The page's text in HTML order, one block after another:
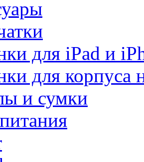
для iPad и
для корпуса
и сумки